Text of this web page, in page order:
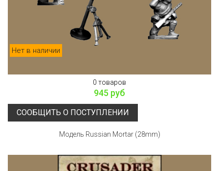
Нет в наличии
0 товаров
945 руб
СООБЩИТЬ О ПОСТУПЛЕНИИ
Модель Russian Mortar (28mm)